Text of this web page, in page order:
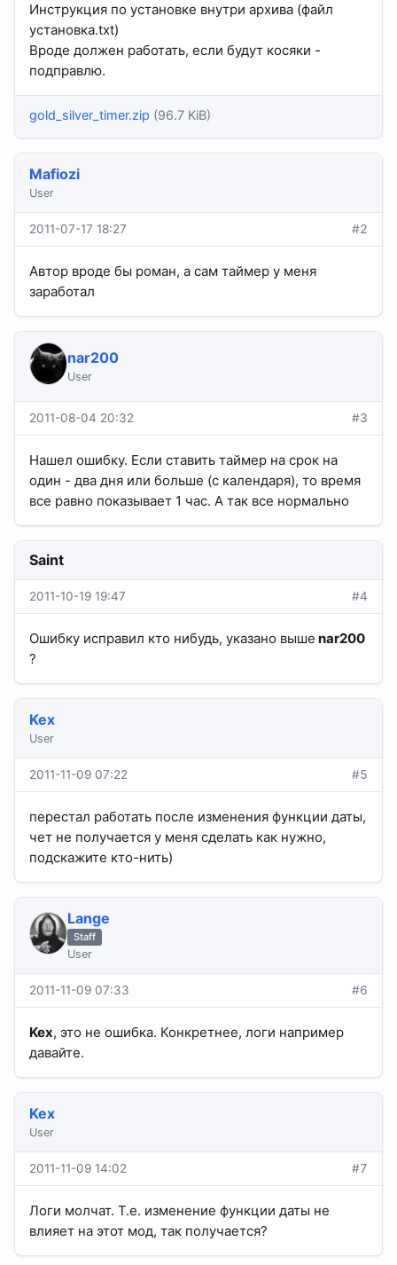
Инструкция по установке внутри архива (файл
установка.txt)
Вроде должен работать, если будут косяки -
подправлю.
gold_silver_timer.zip (96.7 KiB)
Mafiozi
User
2011-07-17 18:27 #2
Автор вроде бы роман, а сам таймер у меня
заработал
nar200
User
2011-08-04 20:32 #3
Нашел ошибку. Если ставить таймер на срок на
один - два дня или больше (с календаря), то время
все равно показывает 1 час. А так все нормально
Saint
2011-10-19 19:47 #4
Ошибку исправил кто нибудь, указано выше nar200
?
Kex
User
2011-11-09 07:22 #5
перестал работать после изменения функции даты,
чет не получается у меня сделать как нужно,
подскажите кто-нить)
Lange
Staff
User
2011-11-09 07:33 #6
Kex, это не ошибка. Конкретнее, логи например
давайте.
Kex
User
2011-11-09 14:02 #7
Логи молчат. Т.е. изменение функции даты не
влияет на этот мод, так получается?